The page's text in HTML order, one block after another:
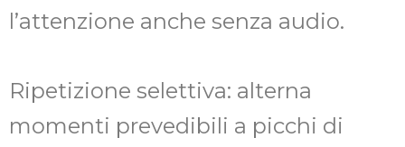
l’attenzione anche senza audio.
Ripetizione selettiva: alterna
momenti prevedibili a picchi di